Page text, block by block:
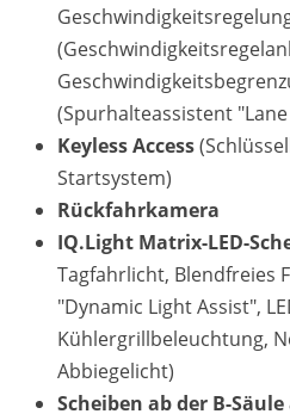
(Spurhalteassistent
Keyless Access
Startsystem)
Rückfahrkamera
IQ.Light Matrix-LED-
Tagfahrlicht, Blendfreies
"Dynamic Light Assist",
Kühlergrillbeleuchtung,
Abbiegelicht)
Scheiben ab der B-